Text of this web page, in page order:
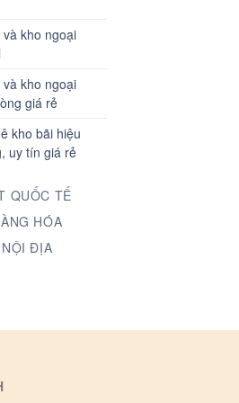
kho ngoại
kho ngoại
giá rẻ
kho bãi hiệu
uy tín giá rẻ
QUỐC TẾ
HÓA
NỘI ĐỊA